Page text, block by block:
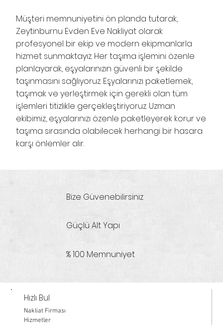
Müşteri memnuniyetini ön planda tutarak,
Zeytinburnu Evden Eve Nakliyat olarak
profesyonel bir ekip ve modern ekipmanlarla
hizmet sunmaktayız. Her taşıma işlemini özenle
planlayarak, eşyalarınızın güvenli bir şekilde
taşınmasını sağlıyoruz. Eşyalarınızı paketlemek,
taşımak ve yerleştirmek için gerekli olan tüm
işlemleri titizlikle gerçekleştiriyoruz. Uzman
ekibimiz, eşyalarınızı özenle paketleyerek korur ve
taşıma sırasında olabilecek herhangi bir hasara
karşı önlemler alır.
Bize Güvenebilirsiniz
Güçlü Alt Yapı
% 100 Memnuniyet
Hızlı Bul
Nakliat Firması
Hizmetler